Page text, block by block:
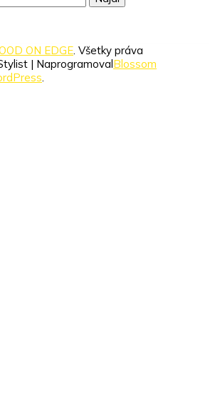
ON EDGE. Všetky práva
| NaprogramovalBlossom
.